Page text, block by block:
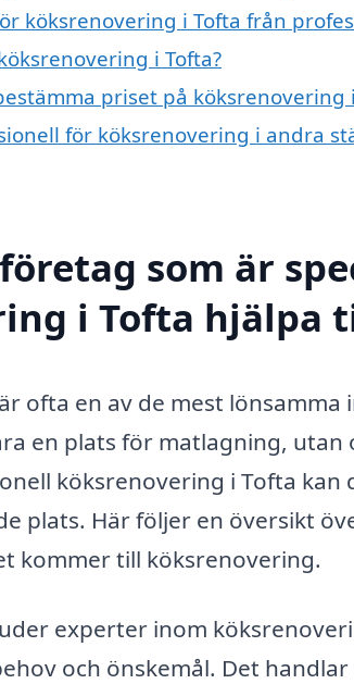
köksrenovering i Tofta från
i Tofta?
priset på köksrenovering
för köksrenovering i andra
som är
i Tofta hjälpa
ofta en av de mest
en plats för matlagning,
köksrenovering i Tofta
plats. Här följer en översikt
kommer till köksrenovering.
experter inom
och önskemål. Det